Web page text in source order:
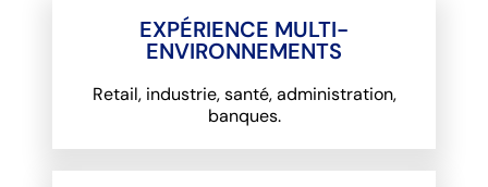
EXPÉRIENCE MULTI-
ENVIRONNEMENTS
Retail, industrie, santé, administration,
banques.